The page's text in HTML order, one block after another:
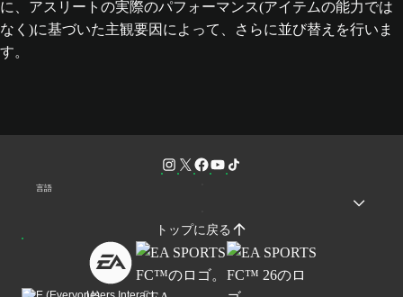
に、アスリートの実際のパフォーマンス(アイテムの能力では
なく)に基づいた主観要因によって、さらに並び替えを行いま
す。
言語
トップに戻る